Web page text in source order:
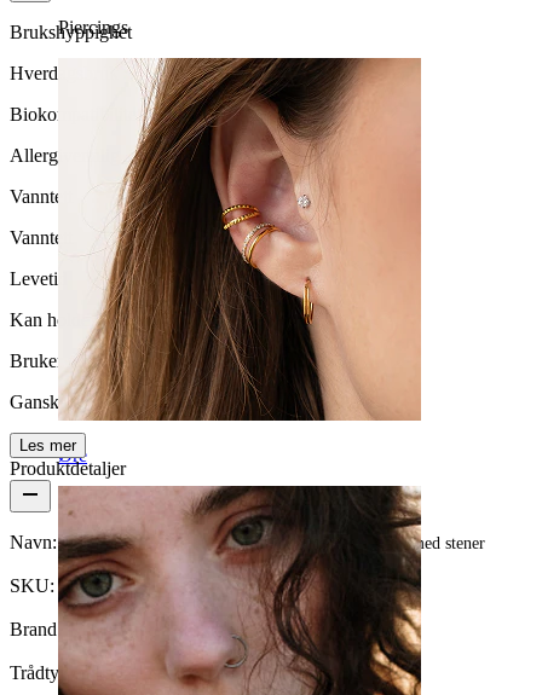
Piercings
Øre
Brukshyppighet
Hverdagsbruk
Biokompatibilitet
Allergivennlig
Vanntett
Vanntett
Levetid
Kan holde livet ut
Brukervennlighet
Ganske enkelt
Les mer
Produktdetaljer
Navn:Nipplebarbell laget av titan med gjengeløs push-in med stener
SKU:Nipple-100
Brand: Bodymod Premium
Trådtykkelse: 1,6 mm